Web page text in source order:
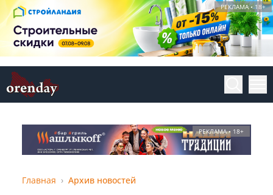
РЕКЛАМА • 18+
РЕКЛАМА • 18+
Главная Архив новостей